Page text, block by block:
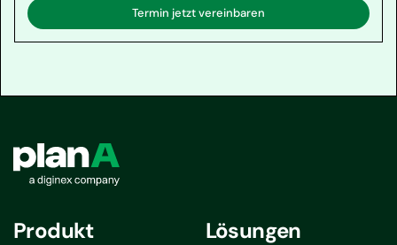
Termin jetzt vereinbaren
Produkt Lösungen